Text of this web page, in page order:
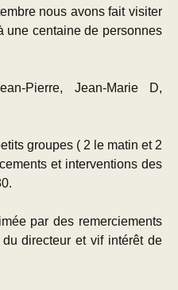
nous avons fait visiter
une centaine de personnes
Pierre, Jean-Marie D,
groupes ( 2 le matin et 2
et interventions des
par des remerciements
directeur et vif intérêt de